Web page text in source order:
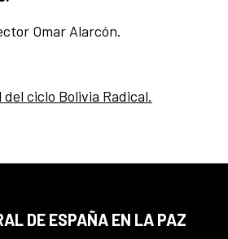
Omar Alarcón.
ciclo Bolivia Radical.
DE ESPAÑA EN LA PAZ